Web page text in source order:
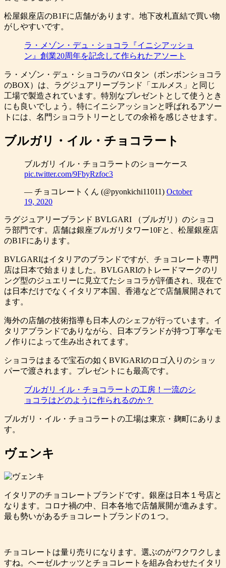
松屋銀座店のB1Fに店舗があります。地下改札直結で買い物
がしやすいです。
ラ・メゾン・デュ・ショコラ『イニシアッショ
ン』創業20周年を記念して作られたアソート
ラ・メゾン・デュ・ショコラのバロタン（ボンボンショコラ
のBOX）は、ラグジュアリーブランド「エルメス」と同じ
工場で製造されています。特別なプレゼントとして使うとき
にも良いでしょう。特にイニシアッションと呼ばれるアソー
トには、名門ショコラトリーとしての余裕を感じさせます。
ブルガリ・イル・チョコラート
ブルガリ イル・チョコラートのショーケース
pic.twitter.com/9FbyRzfoc3
— チョコレートくん (@pyonkichi11011) October
19, 2020
ラグジュアリーブランド BVLGARI （ブルガリ）のショコ
ラ部門です。店舗は銀座ブルガリタワー10Fと、松屋銀座店
のB1Fにあります。
BVLGARIはイタリアのブランドですが、チョコレート専門
店は日本で始まりました。BVLGARIのトレードマークのリ
ング型のジュエリーに見立てたショコラが評価され、現在で
は日本だけでなくイタリア本国、香港などで店舗展開されて
ます。
海外の店舗の技術指導も日本人のシェフが行っています。イ
タリアブランドでありながら、日本ブランドが持つ丁寧なモ
ノ作りによって生み出されてます。
ショコラはまるで宝石の如くBVIGARIのロゴ入りのショッ
パーで渡されます。プレゼントにも最高です。
ブルガリ イル・チョコラートの工房！一流のシ
ョコラはどのように作られるのか？
ブルガリ・イル・チョコラートの工場は東京・麹町にありま
す。
ヴェンキ
イタリアのチョコレートブランドです。銀座は日本１号店と
なります。コロナ禍の中、日本各地で店舗展開が進みます。
最も勢いがあるチョコレートブランドの１つ。
チョコレートは量り売りになります。選ぶのがワクワクしま
すね。ヘーゼルナッツとチョコレートを組み合わせたイタリ